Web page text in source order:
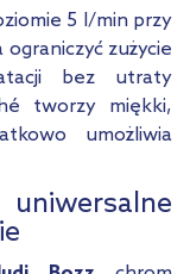
5 l/min przy
zużycie
bez utraty
tworzy miękki,
umożliwia